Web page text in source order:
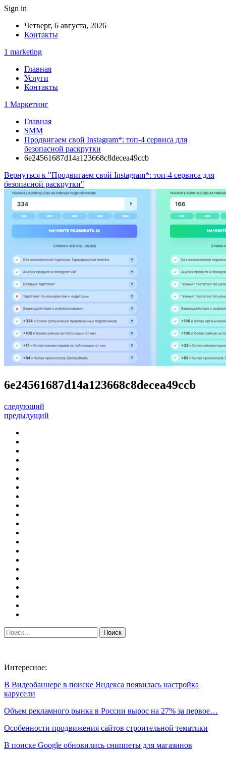
Sign in
Четверг, 6 августа, 2026
Контакты
1 marketing
Главная
Услуги
Контакты
1 Маркетинг
Главная
SMM
Продвигаем свой Instagram*: топ-4 сервиса для
безопасной раскрутки
6e24561687d14a123668c8decea49ccb
Вернуться к "Продвигаем свой Instagram*: топ-4 сервиса для
безопасной раскрутки"
6e24561687d14a123668c8decea49ccb
следующий
предыдущий
Интересное:
В Видеобаннере в поиске Яндекса появилась настройка
карусели
Объем рекламного рынка в России вырос на 27% за первое…
Особенности продвижения сайтов строительной тематики
В поиске Google обновились сниппеты для магазинов